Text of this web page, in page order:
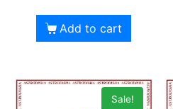
Add to cart
Sale!